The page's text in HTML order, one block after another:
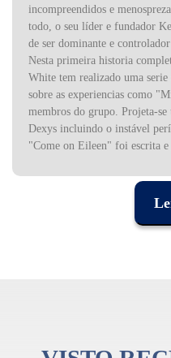
incompreendidos e
todo, o seu líder e fundador
de ser dominante e
Nesta primeira historia
White tem realizado uma
sobre as experiencias como
membros do grupo. Projeta-
Dexys incluindo o instável
"Come on Eileen" foi escrita e
Rye Ay".
Ao mesmo tempo que este
sobre os métodos de trabalho